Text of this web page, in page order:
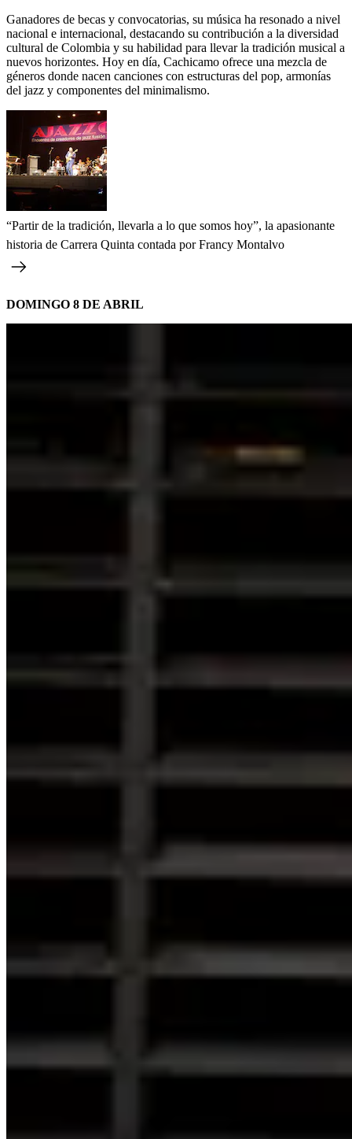
Ganadores de becas y convocatorias, su música ha resonado a nivel
nacional e internacional, destacando su contribución a la diversidad
cultural de Colombia y su habilidad para llevar la tradición musical a
nuevos horizontes. Hoy en día, Cachicamo ofrece una mezcla de
géneros donde nacen canciones con estructuras del pop, armonías
del jazz y componentes del minimalismo.
“Partir de la tradición, llevarla a lo que somos hoy”, la apasionante
historia de Carrera Quinta contada por Francy Montalvo
DOMINGO 8 DE ABRIL